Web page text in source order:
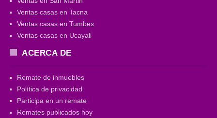
Ventas casas en Tacna
Ventas casas en Tumbes
Ventas casas en Ucayali
ACERCA DE
Remate de inmuebles
Política de privacidad
Participa en un remate
Remates publicados hoy